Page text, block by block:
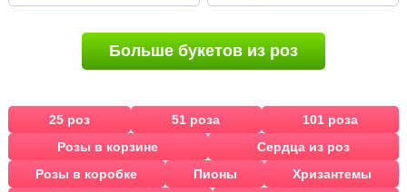
Больше букетов из роз
25 роз 51 роза
101 роза
Розы в корзине
Сердца из роз
Розы в коробке
Пионы
Хризантемы